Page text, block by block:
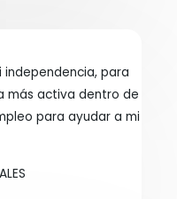
independencia, para
más activa dentro de
para ayudar a mi